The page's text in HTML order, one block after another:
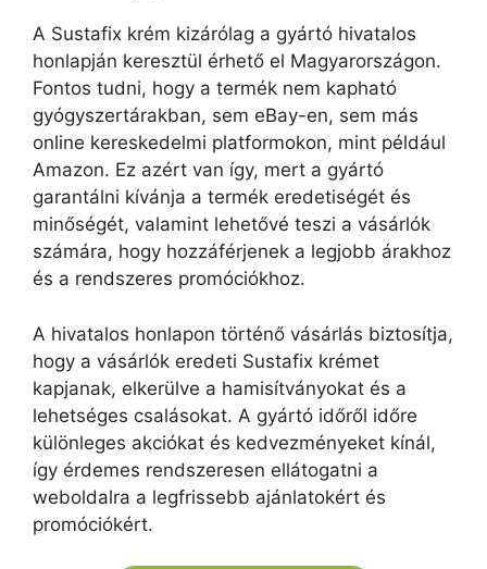
A Sustafix krém kizárólag a gyártó hivatalos
honlapján keresztül érhető el Magyarországon.
Fontos tudni, hogy a termék nem kapható
gyógyszertárakban, sem eBay-en, sem más
online kereskedelmi platformokon, mint például
Amazon. Ez azért van így, mert a gyártó
garantálni kívánja a termék eredetiségét és
minőségét, valamint lehetővé teszi a vásárlók
számára, hogy hozzáférjenek a legjobb árakhoz
és a rendszeres promóciókhoz.
A hivatalos honlapon történő vásárlás biztosítja,
hogy a vásárlók eredeti Sustafix krémet
kapjanak, elkerülve a hamisítványokat és a
lehetséges csalásokat. A gyártó időről időre
különleges akciókat és kedvezményeket kínál,
így érdemes rendszeresen ellátogatni a
weboldalra a legfrissebb ajánlatokért és
promóciókért.